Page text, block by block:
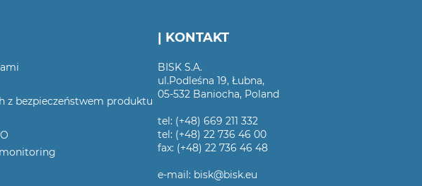
z bezpieczeństwem produktu
| KONTAKT
BISK S.A.
ul.Podleśna 19, Łubna,
05-532 Baniocha, Poland
tel: (+48) 669 211 332
tel: (+48) 22 736 46 00
fax: (+48) 22 736 46 48
e-mail: bisk@bisk.eu